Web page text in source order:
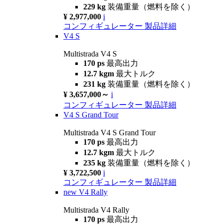
229 kg 装備重量（燃料を除く）
¥ 2,977,000 i
コンフィギュレーター 製品詳細
V4 S
Multistrada V4 S
170 ps 最高出力
12.7 kgm 最大トルク
231 kg 装備重量（燃料を除く）
¥ 3,657,000～ i
コンフィギュレーター 製品詳細
V4 S Grand Tour
Multistrada V4 S Grand Tour
170 ps 最高出力
12.7 kgm 最大トルク
235 kg 装備重量（燃料を除く）
¥ 3,722,500 i
コンフィギュレーター 製品詳細
new V4 Rally
Multistrada V4 Rally
170 ps 最高出力